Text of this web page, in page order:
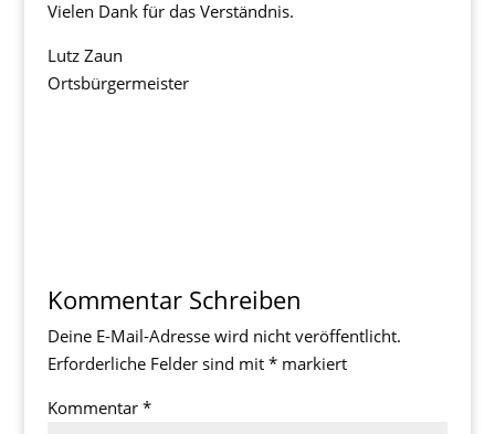
Vielen Dank für das Verständnis.
Lutz Zaun
Ortsbürgermeister
Kommentar Schreiben
Deine E-Mail-Adresse wird nicht veröffentlicht.
Erforderliche Felder sind mit *markiert
Kommentar *